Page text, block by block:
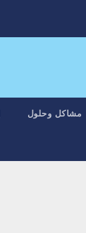
مشاكل وحلول